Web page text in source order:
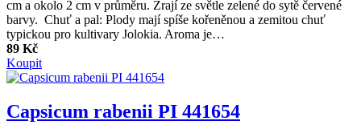
cm a okolo 2 cm v průměru. Zrají ze světle zelené do sytě červené
barvy. Chuť a pal: Plody mají spíše kořeněnou a zemitou chuť
typickou pro kultivary Jolokia. Aroma je…
89 Kč
Koupit
Capsicum rabenii PI 441654